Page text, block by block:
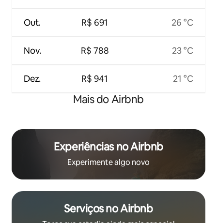
Out.
Nov.
Dez.
R$ 691
R$ 788
R$ 941
26 °C
23 °C
21 °C
Mais do Airbnb
Experiências no Airbnb
Experimente algo novo
Serviços no Airbnb